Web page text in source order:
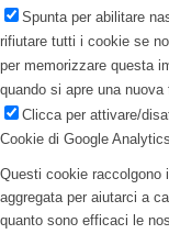
Spunta per abilitare
rifiutare tutti i cookie se
per memorizzare questa
quando si apre una
Clicca per attivare/
Cookie di Google Analytics
Questi cookie raccolgono
aggregata per aiutarci a
quanto sono efficaci le